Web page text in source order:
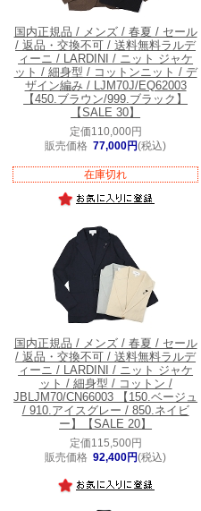
国内正規品 / メンズ / 春夏 / セール
/ 返品・交換不可 / 送料無料ラルデ
ィーニ / LARDINI / ニット ジャケ
ット / 細身型 / コットンニット / デ
ザイン編み / LJM70J/EQ62003
【450.ブラウン/999.ブラック】
【SALE 30】
定価110,000円
販売価格 77,000円(税込)
在庫切れ
国内正規品 / メンズ / 春夏 / セール
/ 返品・交換不可 / 送料無料ラルデ
ィーニ / LARDINI / ニット ジャケ
ット / 細身型 / コットン /
JBLJM70/CN66003 【150.ベージュ
/ 910.アイスグレー / 850.ネイビ
ー】【SALE 20】
定価115,500円
販売価格 92,400円(税込)